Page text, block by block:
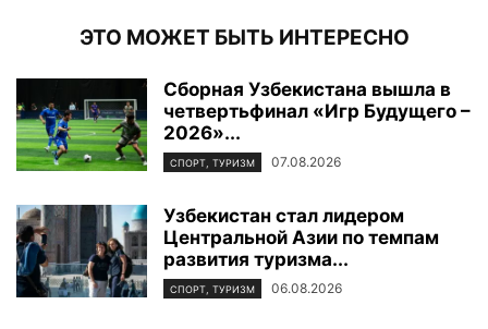
ЭТО МОЖЕТ БЫТЬ ИНТЕРЕСНО
Сборная Узбекистана вышла в
четвертьфинал «Игр Будущего –
2026»...
СПОРТ, ТУРИЗМ 07.08.2026
Узбекистан стал лидером
Центральной Азии по темпам
развития туризма...
СПОРТ, ТУРИЗМ 06.08.2026